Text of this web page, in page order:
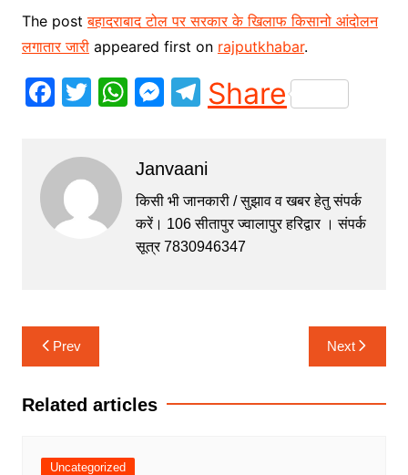
The postबहादराबाद टोल पर सरकार के खिलाफ किसानो आंदोलन
लगातार जारीappeared first on rajputkhabar.
F
c
e
b
o
T
itt
er
W
s
A
p
p
M
s
e
n
T
el
gr
a
m
Share
Janvaani
किसी भी जानकारी / सुझाव व खबर हेतु संपर्क
करें। 106 सीतापुर ज्वालापुर हरिद्वार । संपर्क
सूत्र 7830946347
Post
navigation
Prev Next
Related articles
Uncategorized